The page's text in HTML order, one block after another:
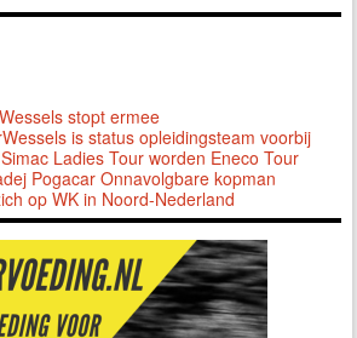
stopt ermee
is status opleidingsteam voorbij
Ladies Tour worden Eneco Tour
Pogacar Onnavolgbare kopman
op WK in Noord-Nederland